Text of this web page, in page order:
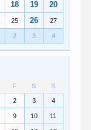
18 19 20
25 26 27
2 3 4
F S S
2 3 4
9 10 11